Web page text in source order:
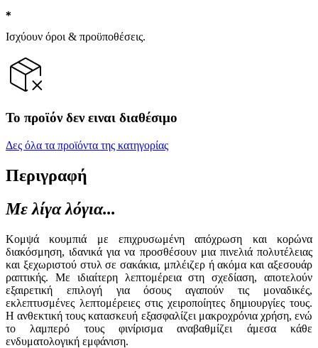
Ισχύουν όροι & προϋποθέσεις.
Το προϊόν δεν ειναι διαθέσιμο
Δες όλα τα προϊόντα της κατηγορίας
Περιγραφή
Με λίγα λόγια...
Κομψά κουμπιά με επιχρυσωμένη απόχρωση και κορώνα
διακόσμηση, ιδανικά για να προσθέσουν μια πινελιά πολυτέλειας
και ξεχωριστού στυλ σε σακάκια, μπλέιζερ ή ακόμα και αξεσουάρ
ραπτικής. Με ιδιαίτερη λεπτομέρεια στη σχεδίαση, αποτελούν
εξαιρετική επιλογή για όσους αγαπούν τις μοναδικές,
εκλεπτυσμένες λεπτομέρειες στις χειροποίητες δημιουργίες τους.
Η ανθεκτική τους κατασκευή εξασφαλίζει μακροχρόνια χρήση, ενώ
το λαμπερό τους φινίρισμα αναβαθμίζει άμεσα κάθε
ενδυματολογική εμφάνιση.